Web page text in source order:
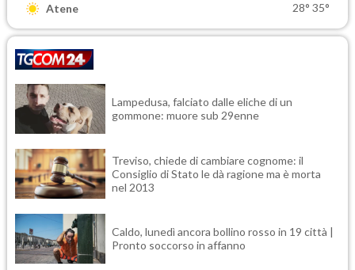
Atene 28° 35°
Lampedusa, falciato dalle eliche di un
gommone: muore sub 29enne
Treviso, chiede di cambiare cognome: il
Consiglio di Stato le dà ragione ma è morta
nel 2013
Caldo, lunedì ancora bollino rosso in 19 città |
Pronto soccorso in affanno